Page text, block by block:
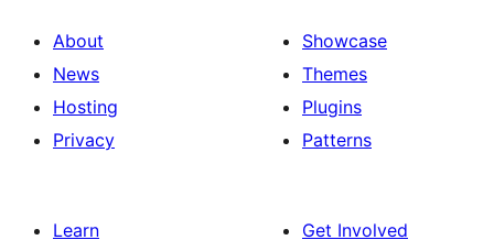
About
News
Hosting
Privacy
Showcase
Themes
Plugins
Patterns
Learn
Get Involved